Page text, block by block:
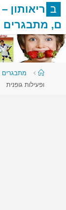
דלגו
לתוכן
ב ריאותון –
ם, מתבגרים
עמוד
ראשי
מתבגרים
ופעילות גופנית